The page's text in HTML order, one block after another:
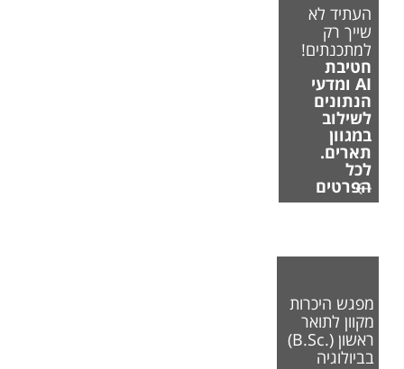
העתיד לא
שייך רק
למתכנתים!
חטיבת
AI ומדעי
הנתונים
לשילוב
במגוון
תארים.
לכל
הפרטים
מפגש היכרות
מקוון לתואר
ראשון (.B.Sc)
בביולוגיה